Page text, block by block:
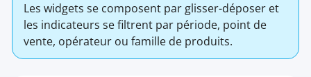
Les widgets se composent par glisser-déposer et
les indicateurs se filtrent par période, point de
vente, opérateur ou famille de produits.